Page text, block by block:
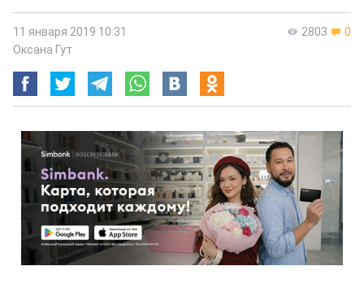
2803 0
11 января 2019 10:31
Оксана Гут